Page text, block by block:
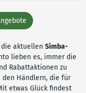
die aktuellen Simba-
lieben es, immer die
Rabattaktionen zu
den Händlern, die für
etwas Glück findest